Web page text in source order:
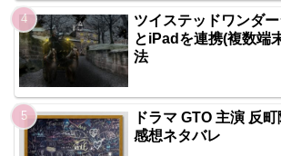
ツイステッドワンダ
とiPadを連携(複数端
法
ドラマ GTO 主演 反
感想ネタバレ